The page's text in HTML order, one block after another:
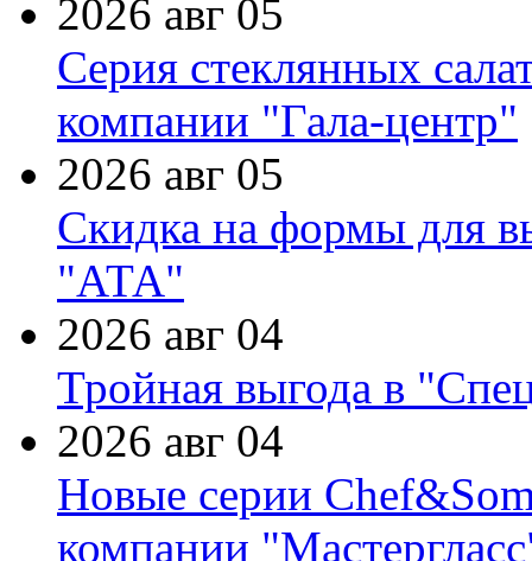
2026 авг 05
Серия стеклянных
компании "Гала-центр"
2026 авг 05
Скидка на формы для
"АТА"
2026 авг 04
Тройная выгода в
2026 авг 04
Новые серии
компании